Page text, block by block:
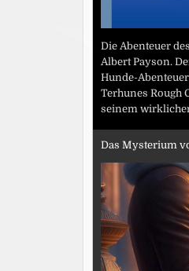
Die Abenteuer
Albert Payson.
Hunde-
Terhunes Rough
seinem
Das Mysterium